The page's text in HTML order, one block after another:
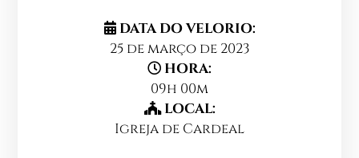
DATA DO VELORIO:
25 de março de 2023
HORA:
09h 00m
LOCAL:
Igreja de Cardeal